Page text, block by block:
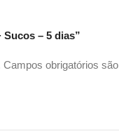
– 5 dias”
Campos obrigatórios